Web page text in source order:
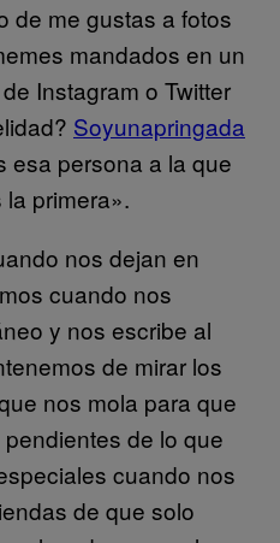
de me gustas a fotos
mandados en un
Instagram o Twitter
Soyunapringada
esa persona a la que
primera».
nos dejan en
cuando nos
y nos escribe al
de mirar los
nos mola para que
de lo que
cuando nos
de que solo